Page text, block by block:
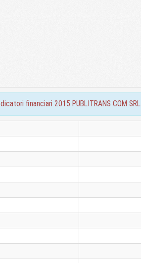
financiari 2015 PUBLITRANS COM SRL